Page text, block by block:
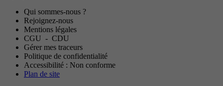
Qui sommes-nous ?
Rejoignez-nous
Mentions légales
CGU - CDU
Gérer mes traceurs
Politique de confidentialité
Accessibilité : Non conforme
Plan de site